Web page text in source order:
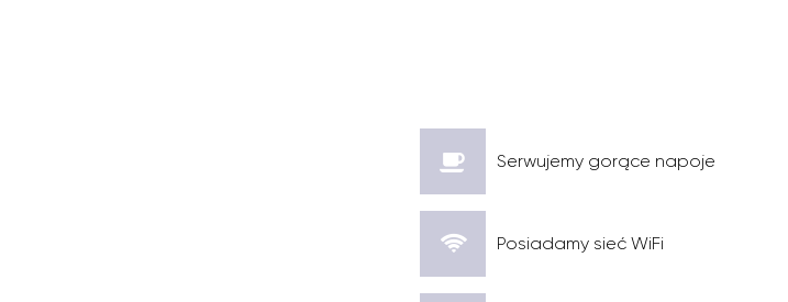
Serwujemy gorące napoje
Posiadamy sieć WiFi